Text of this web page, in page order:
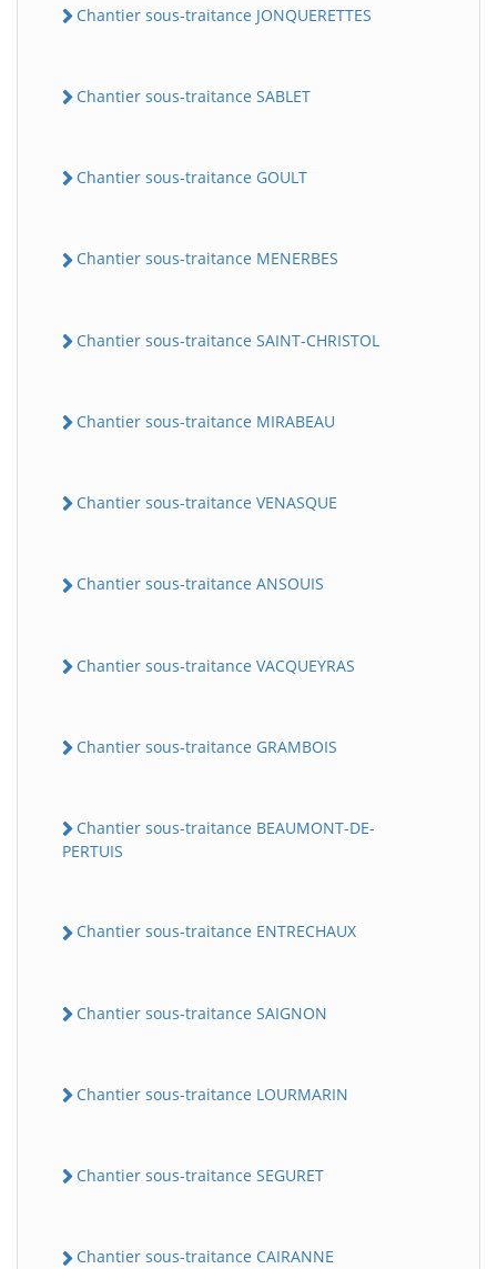
Chantier sous-traitance JONQUERETTES
Chantier sous-traitance SABLET
Chantier sous-traitance GOULT
Chantier sous-traitance MENERBES
Chantier sous-traitance SAINT-CHRISTOL
Chantier sous-traitance MIRABEAU
Chantier sous-traitance VENASQUE
Chantier sous-traitance ANSOUIS
Chantier sous-traitance VACQUEYRAS
Chantier sous-traitance GRAMBOIS
Chantier sous-traitance BEAUMONT-DE-
PERTUIS
Chantier sous-traitance ENTRECHAUX
Chantier sous-traitance SAIGNON
Chantier sous-traitance LOURMARIN
Chantier sous-traitance SEGURET
Chantier sous-traitance CAIRANNE